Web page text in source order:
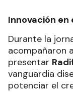
Innovación en
Durante la
acompañaron
presentar
vanguardia
potenciar el